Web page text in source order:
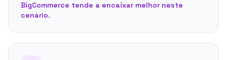
BigCommerce tende a encaixar melhor neste
cenário.